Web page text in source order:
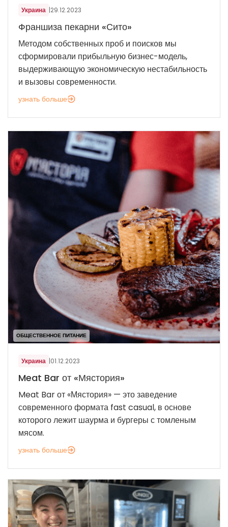
Украина |29.12.2023
Франшиза пекарни «Сито»
Методом собственных проб и поисков мы
сформировали прибыльную бизнес-модель,
выдерживающую экономическую нестабильность
и вызовы современности.
узнать больше
ОБЩЕСТВЕННОЕ ПИТАНИЕ
Украина |01.12.2023
Meat Bar от «Мястория»
Meat Bar от «Мястория» — это заведение
современного формата fast casual, в основе
которого лежит шаурма и бургеры с томленым
мясом.
узнать больше